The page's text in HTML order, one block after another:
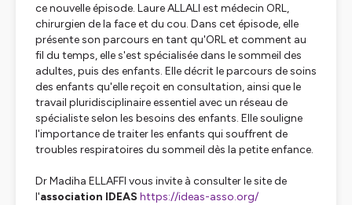
ce nouvelle épisode. Laure ALLALI est médecin ORL,
chirurgien de la face et du cou. Dans cet épisode, elle
présente son parcours en tant qu'ORL et comment au
fil du temps, elle s'est spécialisée dans le sommeil des
adultes, puis des enfants. Elle décrit le parcours de soins
des enfants qu'elle reçoit en consultation, ainsi que le
travail pluridisciplinaire essentiel avec un réseau de
spécialiste selon les besoins des enfants. Elle souligne
l'importance de traiter les enfants qui souffrent de
troubles respiratoires du sommeil dès la petite enfance.
Dr Madiha ELLAFFI vous invite à consulter le site de
l'association IDEAS https://ideas-asso.org/